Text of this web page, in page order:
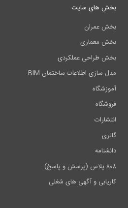
بخش های سایت
بخش عمران
بخش معماری
بخش طراحی عملکردی
مدل سازی اطلاعات ساختمان BIM
آموزشگاه
فروشگاه
انتشارات
گالری
دانشنامه
۸۰۸ پلاس (پرسش و پاسخ)
کاریابی و آگهی های شغلی